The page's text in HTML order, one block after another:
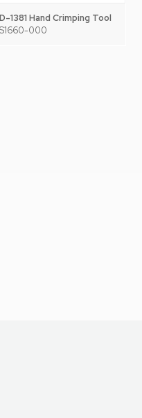
1381 Hand Crimping Tool
000